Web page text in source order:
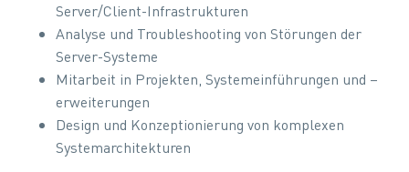
Server/Client-Infrastrukturen
Analyse und Troubleshooting von Störungen der
Server-Systeme
Mitarbeit in Projekten, Systemeinführungen und –
erweiterungen
Design und Konzeptionierung von komplexen
Systemarchitekturen